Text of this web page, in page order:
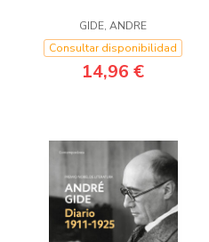
GIDE, ANDRE
Consultar disponibilidad
14,96 €